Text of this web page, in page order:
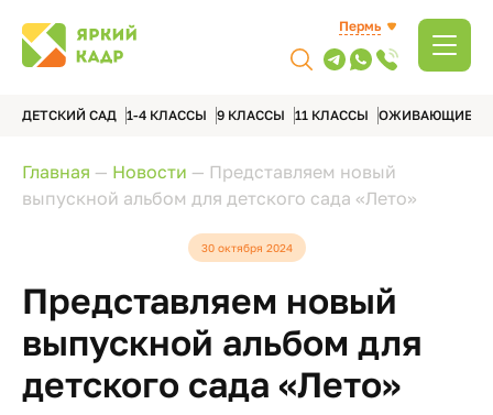
Пермь
ДЕТСКИЙ САД 1-4 КЛАССЫ 9 КЛАССЫ 11 КЛАССЫ ОЖИВАЮЩИЕ
Главная — Новости — Представляем новый
выпускной альбом для детского сада «Лето»
30 октября 2024
Представляем новый
выпускной альбом для
детского сада «Лето»